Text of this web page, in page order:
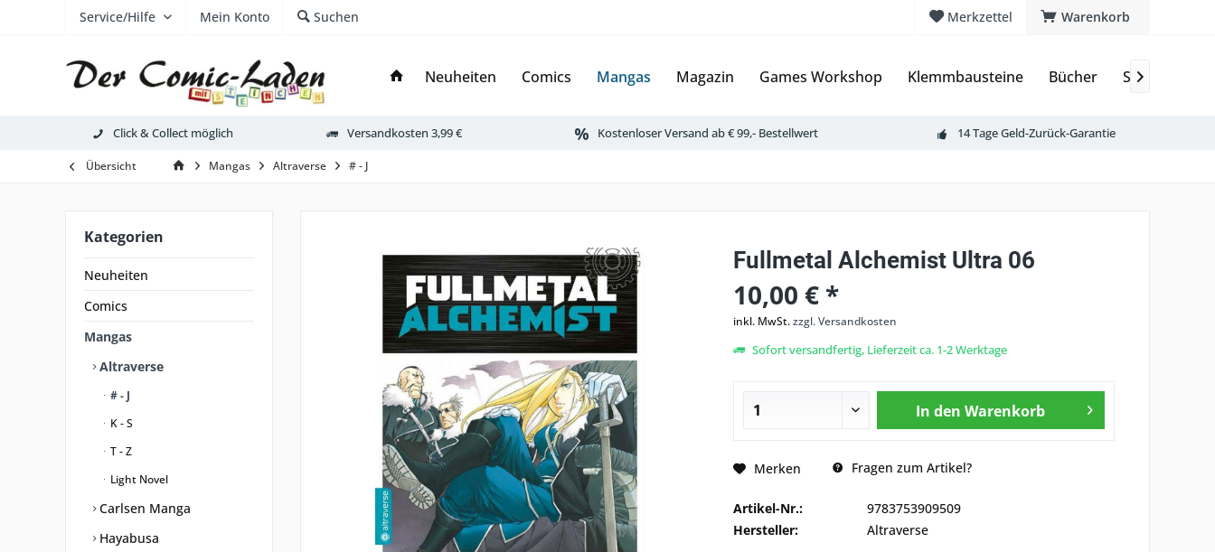
Warenkorb
Merkzettel
Service/Hilfe Mein Konto Suchen
Neuheiten Comics Mangas Magazin Games Workshop Klemmbausteine Bücher 
Click & Collect möglich Versandkosten 3,99 € Kostenloser Versand ab € 99,- Bestellwert 14 Tage Geld-Zurück-Garantie
Übersicht Mangas Altraverse # - J
Kategorien
Neuheiten
Comics
Mangas
Altraverse
# - J
K - S
T - Z
Light Novel
Carlsen Manga
Hayabusa
Fullmetal Alchemist Ultra 06
10,00 € *
inkl. MwSt.zzgl. Versandkosten
Sofort versandfertig, Lieferzeit ca. 1-2 Werktage
In den Warenkorb
Merken Fragen zum Artikel?
Artikel-Nr.:
9783753909509
Hersteller:
Altraverse